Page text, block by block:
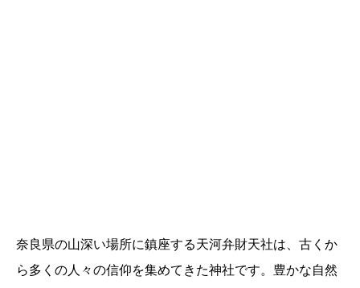
奈良県の山深い場所に鎮座する天河弁財天社は、古くか
ら多くの人々の信仰を集めてきた神社です。豊かな自然